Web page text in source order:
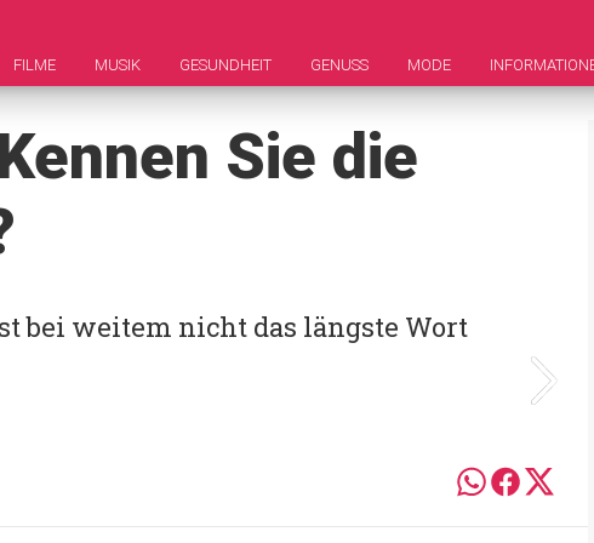
FILME MUSIK GESUNDHEIT GENUSS MODE
Sie die
bei weitem nicht das längste Wort